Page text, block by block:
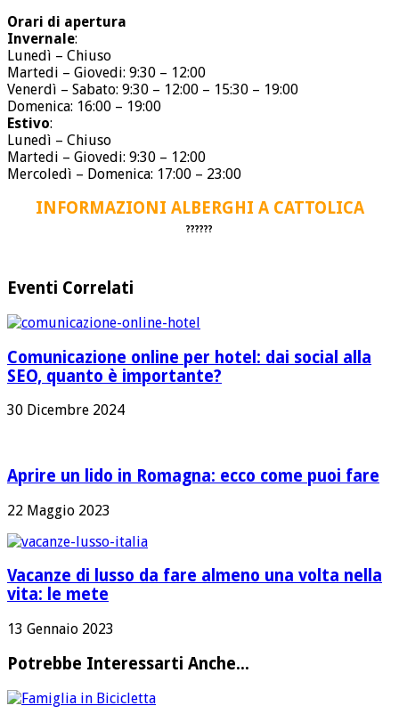
Orari di apertura
Invernale:
Lunedì – Chiuso
Martedi – Giovedi: 9:30 – 12:00
Venerdì – Sabato: 9:30 – 12:00 – 15:30 – 19:00
Domenica: 16:00 – 19:00
Estivo:
Lunedì – Chiuso
Martedi – Giovedi: 9:30 – 12:00
Mercoledì – Domenica: 17:00 – 23:00
INFORMAZIONI ALBERGHI A CATTOLICA
??????
Eventi Correlati
Comunicazione online per hotel: dai social alla
SEO, quanto è importante?
30 Dicembre 2024
Aprire un lido in Romagna: ecco come puoi fare
22 Maggio 2023
Vacanze di lusso da fare almeno una volta nella
vita: le mete
13 Gennaio 2023
Potrebbe Interessarti Anche...